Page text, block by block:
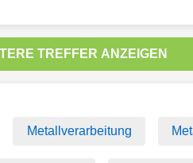
TREFFER ANZEIGEN
Metallverarbeitung